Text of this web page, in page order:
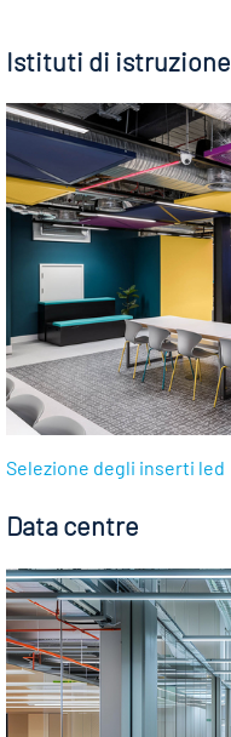
Istituti di istruzione
Selezione degli inserti led
Data centre